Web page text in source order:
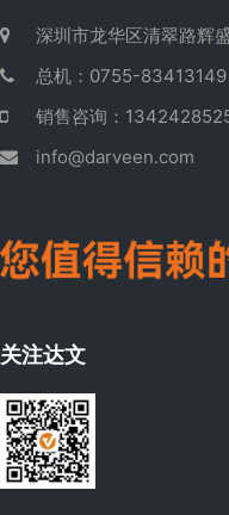
深圳市龙华区清翠路辉
总机：0755-83413149
销售咨询：
info@darveen.com
关注达文